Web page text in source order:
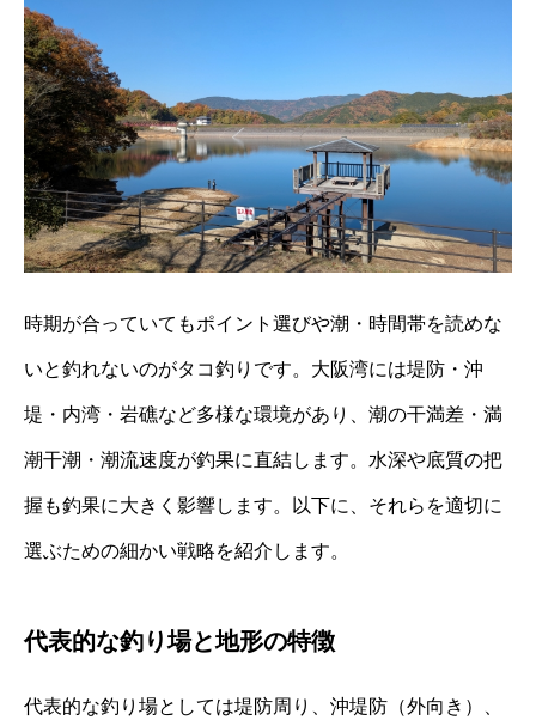
時期が合っていてもポイント選びや潮・時間帯を読めな
いと釣れないのがタコ釣りです。大阪湾には堤防・沖
堤・内湾・岩礁など多様な環境があり、潮の干満差・満
潮干潮・潮流速度が釣果に直結します。水深や底質の把
握も釣果に大きく影響します。以下に、それらを適切に
選ぶための細かい戦略を紹介します。
代表的な釣り場と地形の特徴
代表的な釣り場としては堤防周り、沖堤防（外向き）、